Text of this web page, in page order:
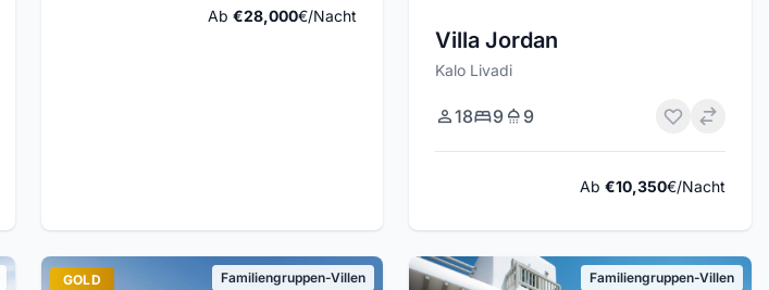
Ab€28,000€/Nacht
Villa Jordan
Kalo Livadi
18 9 9
Ab €10,350€/Nacht
GOLD
Familiengruppen-Villen
Familiengruppen-Villen